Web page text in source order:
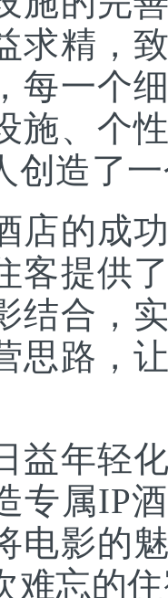
求精，
每一个
施、个
创造了
的成功
客提供
结合，
思路，
年轻化
专属IP
电影的
难忘的